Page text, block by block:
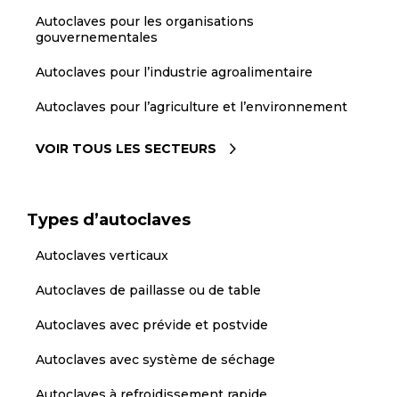
Autoclaves pour les organisations
gouvernementales
Autoclaves pour l’industrie agroalimentaire
Autoclaves pour l’agriculture et l’environnement
VOIR TOUS LES SECTEURS
Types d’autoclaves
Autoclaves verticaux
Autoclaves de paillasse ou de table
Autoclaves avec prévide et postvide
Autoclaves avec système de séchage